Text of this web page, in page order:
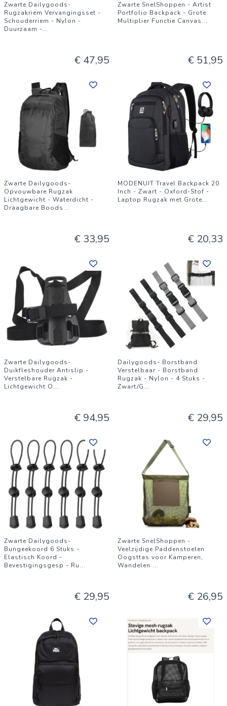
Zwarte Dailygoods-
Rugzakriem Vervangingsset -
Schouderriem - Nylon -
Duurzaam -...
€ 47,95
Zwarte SnelShoppen - Artist
Portfolio Backpack - Grote
Multiplier Functie Canvas...
€ 51,95
Zwarte Dailygoods-
Opvouwbare Rugzak
Lichtgewicht - Waterdicht -
Draagbare Boods...
€ 33,95
MODENUIT Travel Backpack 20
Inch - Zwart - Oxford-Stof -
Laptop Rugzak met Grote...
€ 20,33
Zwarte Dailygoods-
Duikfleshouder Antislip -
Verstelbare Rugzak -
Lichtgewicht O...
€ 94,95
Dailygoods- Borstband
Verstelbaar - Borstband
Rugzak - Nylon - 4 Stuks -
Zwart/G...
€ 29,95
Zwarte Dailygoods-
Bungeekoord 6 Stuks -
Elastisch Koord -
Bevestigingsgesp - Ru...
€ 29,95
Zwarte SnelShoppen -
Veelzijdige Paddenstoelen
Oogsttas voor Kamperen,
Wandelen ...
€ 26,95